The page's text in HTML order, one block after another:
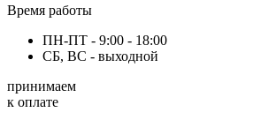
Время работы
ПН-ПТ - 9:00 - 18:00
СБ, ВС - выходной
принимаем
к оплате